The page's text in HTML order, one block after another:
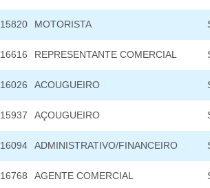
15820 MOTORISTA
16616 REPRESENTANTE COMERCIAL
16026 ACOUGUEIRO
15937 AÇOUGUEIRO
16094 ADMINISTRATIVO/FINANCEIRO
16768 AGENTE COMERCIAL